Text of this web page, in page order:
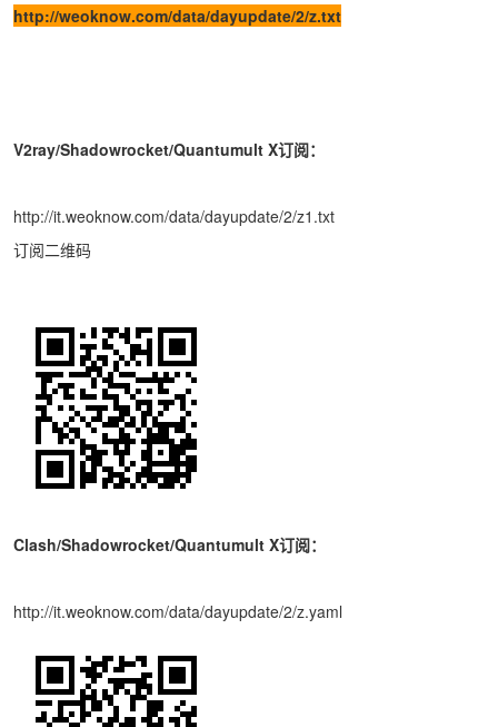
http://weoknow.com/data/dayupdate/2/z.txt
V2ray/Shadowrocket/Quantumult X订阅：
http://it.weoknow.com/data/dayupdate/2/z1.txt
订阅二维码
Clash/Shadowrocket/Quantumult X订阅：
http://it.weoknow.com/data/dayupdate/2/z.yaml